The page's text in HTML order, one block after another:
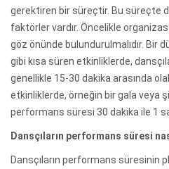
gerektiren bir süreçtir. Bu süreçte
faktörler vardır. Öncelikle
göz önünde bulundurulmalıdır. Bir
gibi kısa süren etkinliklerde,
genellikle 15-30 dakika arasında
etkinliklerde, örneğin bir gala veya
performans süresi 30 dakika ile 1
Dansçıların performans süresi
Dansçıların performans süresinin